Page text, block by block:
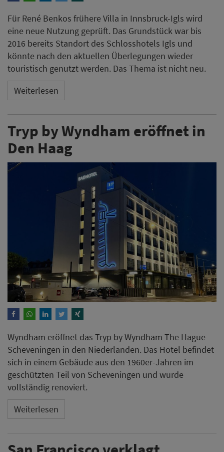
Für René Benkos frühere Villa in Innsbruck-Igls wird
eine neue Nutzung geprüft. Das Grundstück war bis
2016 bereits Standort des Schlosshotels Igls und
könnte nach den aktuellen Überlegungen wieder
touristisch genutzt werden. Das Thema ist nicht neu.
Weiterlesen
Tryp by Wyndham eröffnet in
Den Haag
Wyndham eröffnet das Tryp by Wyndham The Hague
Scheveningen in den Niederlanden. Das Hotel befindet
sich in einem Gebäude aus den 1960er-Jahren im
geschützten Teil von Scheveningen und wurde
vollständig renoviert.
Weiterlesen